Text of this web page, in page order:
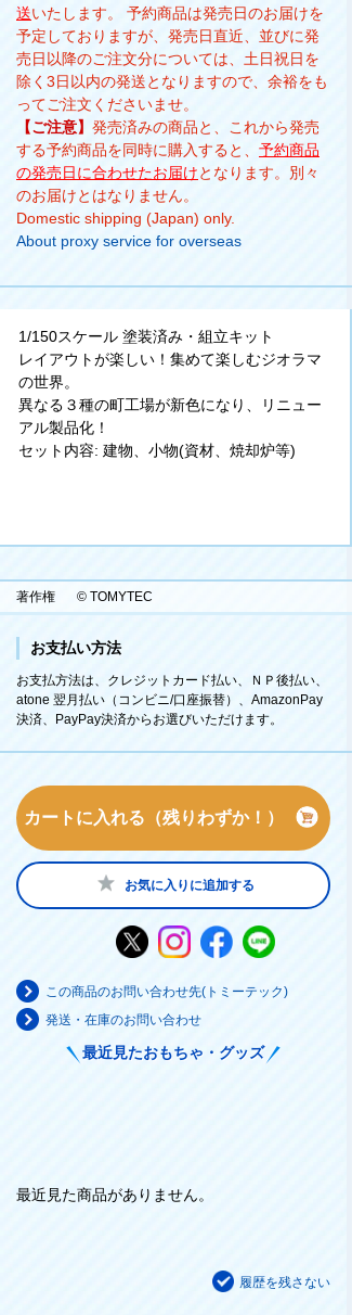
送いたします。 予約商品は発売日のお届けを
予定しておりますが、発売日直近、並びに発
売日以降のご注文分については、土日祝日を
除く3日以内の発送となりますので、余裕をも
ってご注文くださいませ。
【ご注意】 発売済みの商品と、これから発売
する予約商品を同時に購入すると、 予約商品
の発売日に合わせたお届けとなります。別々
のお届けとはなりません。
Domestic shipping (Japan) only.
About proxy service for overseas
1/150スケール 塗装済み・組立キット
レイアウトが楽しい！集めて楽しむジオラマ
の世界。
異なる３種の町工場が新色になり、リニュー
アル製品化！
セット内容: 建物、小物(資材、焼却炉等)
著作権 © TOMYTEC
お支払い方法
お支払方法は、クレジットカード払い、ＮＰ後払い、
atone 翌月払い（コンビニ/口座振替）、AmazonPay
決済、PayPay決済からお選びいただけます。
カートに入れる（残りわずか！）
お気に入りに追加する
この商品のお問い合わせ先(トミーテック)
発送・在庫のお問い合わせ
最近見たおもちゃ・グッズ
履歴を残さない
最近見た商品がありません。